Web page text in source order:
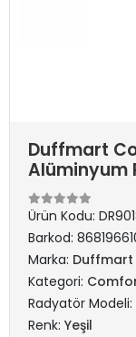
Duffmart
Alüminyum
Ürün Kodu:
Barkod:
Marka: Duffmart
Kategori:
Radyatör Modeli:
Renk: Yeşil